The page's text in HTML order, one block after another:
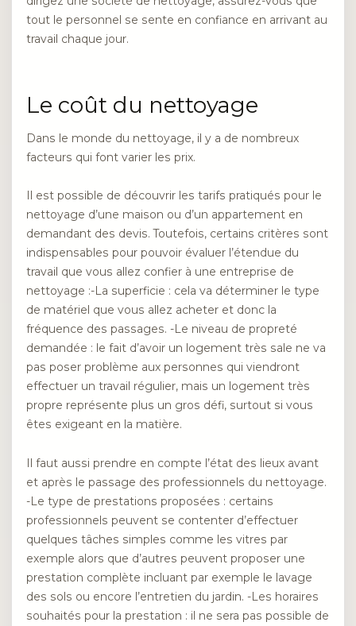
tout le personnel se sente en confiance en arrivant au
travail chaque jour.
Le coût du nettoyage
Dans le monde du nettoyage, il y a de nombreux
facteurs qui font varier les prix.
Il est possible de découvrir les tarifs pratiqués pour le
nettoyage d’une maison ou d’un appartement en
demandant des devis. Toutefois, certains critères sont
indispensables pour pouvoir évaluer l’étendue du
travail que vous allez confier à une entreprise de
nettoyage :-La superficie : cela va déterminer le type
de matériel que vous allez acheter et donc la
fréquence des passages. -Le niveau de propreté
demandée : le fait d’avoir un logement très sale ne va
pas poser problème aux personnes qui viendront
effectuer un travail régulier, mais un logement très
propre représente plus un gros défi, surtout si vous
êtes exigeant en la matière.
Il faut aussi prendre en compte l’état des lieux avant
et après le passage des professionnels du nettoyage.
-Le type de prestations proposées : certains
professionnels peuvent se contenter d’effectuer
quelques tâches simples comme les vitres par
exemple alors que d’autres peuvent proposer une
prestation complète incluant par exemple le lavage
des sols ou encore l’entretien du jardin. -Les horaires
souhaités pour la prestation : il ne sera pas possible de